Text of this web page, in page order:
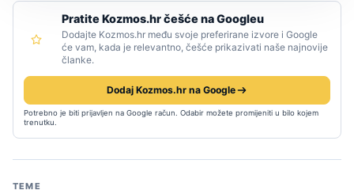
Pratite Kozmos.hr češće na Googleu
Dodajte Kozmos.hr među svoje preferirane izvore i Google
će vam, kada je relevantno, češće prikazivati naše najnovije
članke.
Dodaj Kozmos.hr na Google
Potrebno je biti prijavljen na Google račun. Odabir možete promijeniti u bilo kojem
trenutku.
TEME